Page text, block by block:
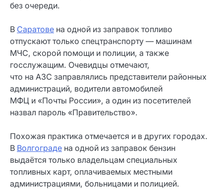
без очереди.
В Саратове на одной из заправок топливо
отпускают только спецтранспорту — машинам
МЧС, скорой помощи и полиции, а также
госслужащим. Очевидцы отмечают,
что на АЗС заправлялись представители районных
администраций, водители автомобилей
МФЦ и «Почты России», а один из посетителей
назвал пароль «Правительство».
Похожая практика отмечается и в других городах.
В Волгограде на одной из заправок бензин
выдаётся только владельцам специальных
топливных карт, оплачиваемых местными
администрациями, больницами и полицией.